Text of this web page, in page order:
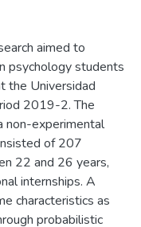
aimed to
psychology students
the Universidad
2019-2. The
non-experimental
of 207
22 and 26 years,
internships. A
characteristics as
probabilistic